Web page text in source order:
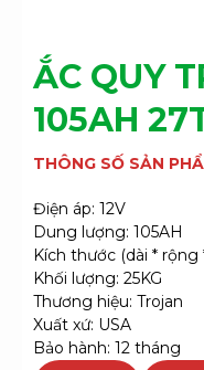
ẮC QUY
105AH
THÔNG SỐ SẢN
Điện áp: 12V
Dung lượng: 105AH
Kích thước (dài * rộng
Khối lượng: 25KG
Thương hiệu: Trojan
Xuất xứ: USA
Bảo hành: 12 tháng